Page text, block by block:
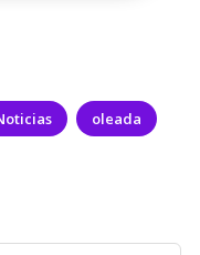
oleada